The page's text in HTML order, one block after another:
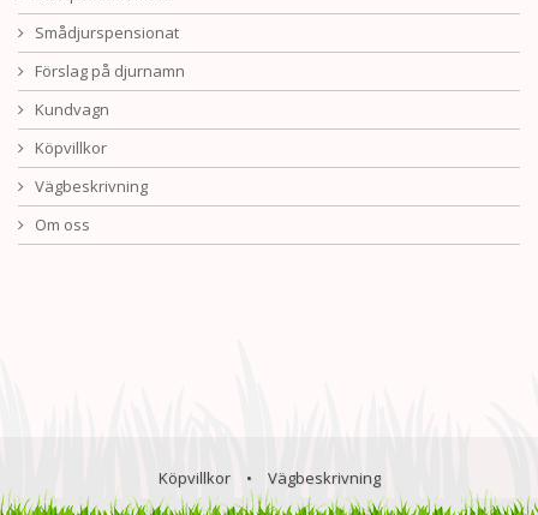
Smådjurspensionat
Förslag på djurnamn
Kundvagn
Köpvillkor
Vägbeskrivning
Om oss
Köpvillkor • Vägbeskrivning